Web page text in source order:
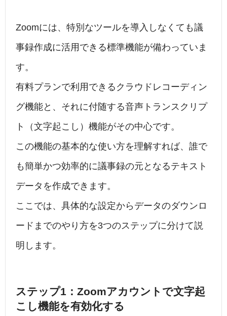
Zoomには、特別なツールを導入しなくても議
事録作成に活用できる標準機能が備わっていま
す。
有料プランで利用できるクラウドレコーディン
グ機能と、それに付随する音声トランスクリプ
ト（文字起こし）機能がその中心です。
この機能の基本的な使い方を理解すれば、誰で
も簡単かつ効率的に議事録の元となるテキスト
データを作成できます。
ここでは、具体的な設定からデータのダウンロ
ードまでのやり方を3つのステップに分けて説
明します。
ステップ1：Zoomアカウントで文字起
こし機能を有効化する